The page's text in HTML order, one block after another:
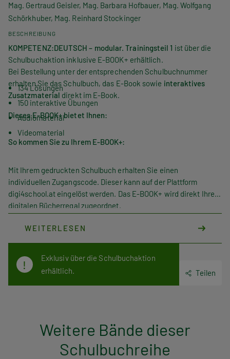
Mag. Gertraud Geisler, Mag. Barbara Hofbauer, Mag. Wolfgang
Schörkhuber, Mag. Reinhard Stockinger
BESCHREIBUNG
KOMPETENZ:DEUTSCH – modular. Trainingsteil 1 ist über die
Schulbuchaktion inklusive E-BOOK+ erhältlich.
Bei Bestellung unter der entsprechenden Schulbuchnummer
erhalten Sie das Schulbuch, das E-Book sowie interaktives
Zusatzmaterial direkt im E-Book.
Dieses E-BOOK+ bietet Ihnen:
134 Lösungen
150 interaktive Übungen
Audiomaterial
Videomaterial
So kommen Sie zu Ihrem E-BOOK+:
Mit Ihrem gedruckten Schulbuch erhalten Sie einen
individuellen Zugangscode. Dieser kann auf der Plattform
digi4school.at eingelöst werden. Das E-BOOK+ wird direkt Ihrem
digitalen Bücherregal zugeordnet.
WEITERLESEN
Exklusiv über die Schulbuchaktion
erhältlich.
Teilen
Weitere Bände dieser
Schulbuchreihe